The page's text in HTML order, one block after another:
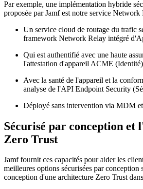
Par exemple, une implémentation hybride
proposée par Jamf est notre service
Un service cloud de routage du trafic
framework Network Relay intégré
Qui est authentifié avec une haute
l'attestation d'appareil ACME (Identité)
Avec la santé de l'appareil et la
analyse de l'API Endpoint Security
Déployé sans intervention via MDM
Sécurisé par conception et
Zero Trust
Jamf fournit ces capacités pour aider les
meilleures options sécurisées par conception
conception d'une architecture Zero Trust